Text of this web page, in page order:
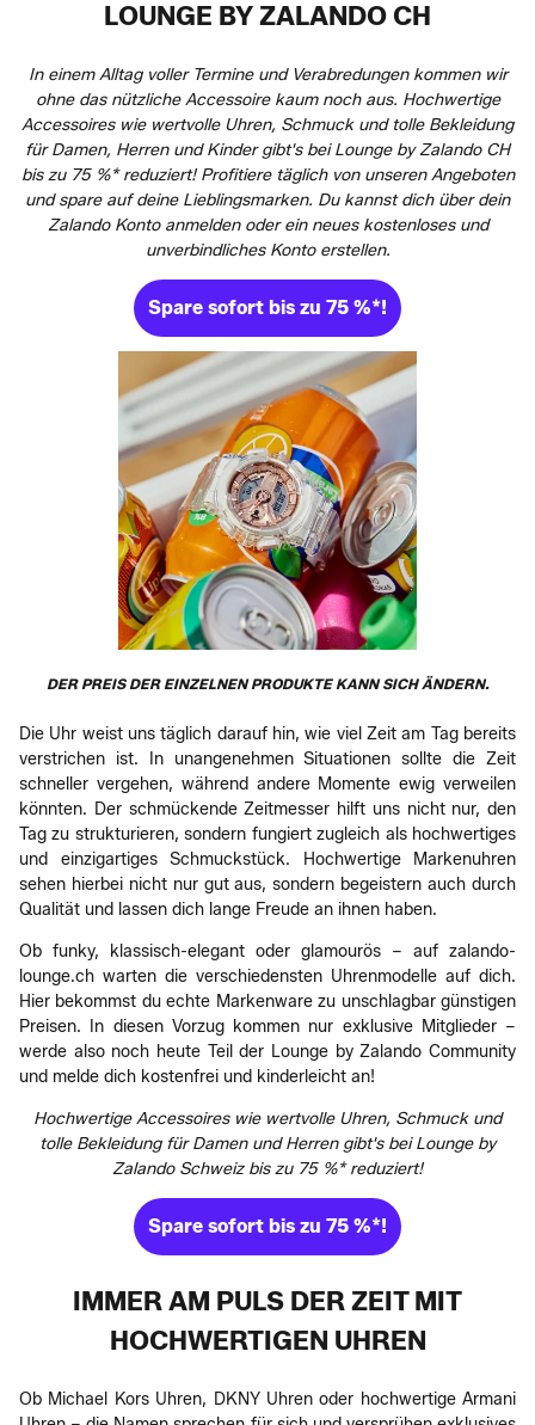
LOUNGE BY ZALANDO CH
In einem Alltag voller Termine und Verabredungen kommen wir
ohne das nützliche Accessoire kaum noch aus. Hochwertige
Accessoires wie wertvolle Uhren, Schmuck und tolle Bekleidung
für Damen, Herren und Kinder gibt's bei Lounge by Zalando CH
bis zu 75 %* reduziert! Profitiere täglich von unseren Angeboten
und spare auf deine Lieblingsmarken. Du kannst dich über dein
Zalando Konto anmelden oder ein neues kostenloses und
unverbindliches Konto erstellen.
Spare sofort bis zu 75 %*!
DER PREIS DER EINZELNEN PRODUKTE KANN SICH ÄNDERN.
Die Uhr weist uns täglich darauf hin, wie viel Zeit am Tag bereits
verstrichen ist. In unangenehmen Situationen sollte die Zeit
schneller vergehen, während andere Momente ewig verweilen
könnten. Der schmückende Zeitmesser hilft uns nicht nur, den
Tag zu strukturieren, sondern fungiert zugleich als hochwertiges
und einzigartiges Schmuckstück. Hochwertige Markenuhren
sehen hierbei nicht nur gut aus, sondern begeistern auch durch
Qualität und lassen dich lange Freude an ihnen haben.
Ob funky, klassisch-elegant oder glamourös – auf zalando-
lounge.ch warten die verschiedensten Uhrenmodelle auf dich.
Hier bekommst du echte Markenware zu unschlagbar günstigen
Preisen. In diesen Vorzug kommen nur exklusive Mitglieder –
werde also noch heute Teil der Lounge by Zalando Community
und melde dich kostenfrei und kinderleicht an!
Hochwertige Accessoires wie wertvolle Uhren, Schmuck und
tolle Bekleidung für Damen und Herren gibt's bei Lounge by
Zalando Schweiz bis zu 75 %* reduziert!
Spare sofort bis zu 75 %*!
IMMER AM PULS DER ZEIT MIT
HOCHWERTIGEN UHREN
Ob Michael Kors Uhren, DKNY Uhren oder hochwertige Armani